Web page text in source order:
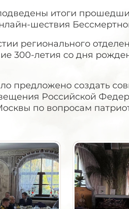
итоги
шествия
регионального
300-летия со дня
предложено создать
Российской
по вопросам